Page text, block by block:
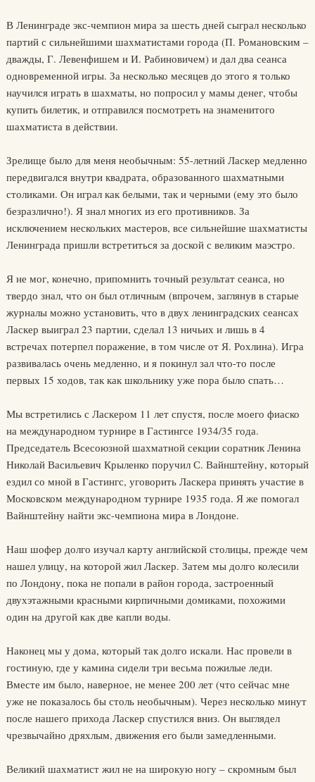
В Ленинграде экс-чемпион мира за шесть дней сыграл несколько
партий с сильнейшими шахматистами города (П. Романовским –
дважды, Г. Левенфишем и И. Рабиновичем) и дал два сеанса
одновременной игры. За несколько месяцев до этого я только
научился играть в шахматы, но попросил у мамы денег, чтобы
купить билетик, и отправился посмотреть на знаменитого
шахматиста в действии.
Зрелище было для меня необычным: 55-летний Ласкер медленно
передвигался внутри квадрата, образованного шахматными
столиками. Он играл как белыми, так и черными (ему это было
безразлично!). Я знал многих из его противников. За
исключением нескольких мастеров, все сильнейшие шахматисты
Ленинграда пришли встретиться за доской с великим маэстро.
Я не мог, конечно, припомнить точный результат сеанса, но
твердо знал, что он был отличным (впрочем, заглянув в старые
журналы можно установить, что в двух ленинградских сеансах
Ласкер выиграл 23 партии, сделал 13 ничьих и лишь в 4
встречах потерпел поражение, в том числе от Я. Рохлина). Игра
развивалась очень медленно, и я покинул зал что-то после
первых 15 ходов, так как школьнику уже пора было спать…
Мы встретились с Ласкером 11 лет спустя, после моего фиаско
на международном турнире в Гастингсе 1934/35 года.
Председатель Всесоюзной шахматной секции соратник Ленина
Николай Васильевич Крыленко поручил С. Вайнштейну, который
ездил со мной в Гастингс, уговорить Ласкера принять участие в
Московском международном турнире 1935 года. Я же помогал
Вайнштейну найти экс-чемпиона мира в Лондоне.
Наш шофер долго изучал карту английской столицы, прежде чем
нашел улицу, на которой жил Ласкер. Затем мы долго колесили
по Лондону, пока не попали в район города, застроенный
двухэтажными красными кирпичными домиками, похожими
один на другой как две капли воды.
Наконец мы у дома, который так долго искали. Нас провели в
гостиную, где у камина сидели три весьма пожилые леди.
Вместе им было, наверное, не менее 200 лет (что сейчас мне
уже не показалось бы столь необычным). Через несколько минут
после нашего прихода Ласкер спустился вниз. Он выглядел
чрезвычайно дряхлым, движения его были замедленными.
Великий шахматист жил не на широкую ногу – скромным был